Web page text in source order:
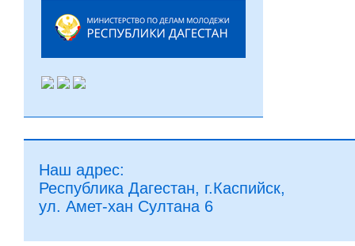
Наш адрес:
Республика Дагестан, г.Каспийск,
ул. Амет-хан Султана 6